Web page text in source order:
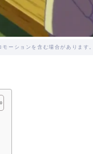
モーションを含む場合があります。